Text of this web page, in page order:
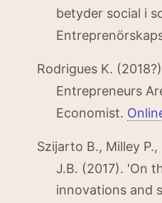
betyder social i
Rodrigues K.
Entrepreneurs
Economist.
Szijarto B., Milley
J.B. (2017). 'On
innovations and